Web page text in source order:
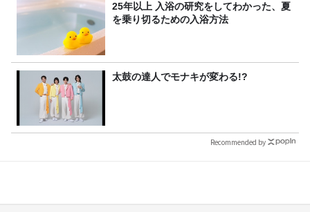
25年以上 入浴の研究をしてわかった、夏
を乗り切るための入浴方法
太鼓の達人でモナキが変わる!?
Recommended by